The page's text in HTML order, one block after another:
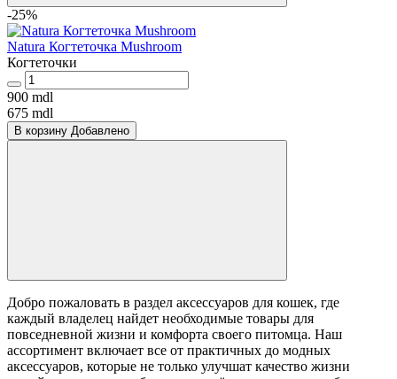
-25%
Natura Когтеточка Mushroom
Когтеточки
900 mdl
675 mdl
В корзину Добавлено
Добро пожаловать в раздел аксессуаров для кошек, где
каждый владелец найдет необходимые товары для
повседневной жизни и комфорта своего питомца. Наш
ассортимент включает все от практичных до модных
аксессуаров, которые не только улучшат качество жизни